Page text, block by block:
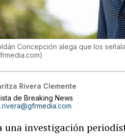
Concepción alega que los
)
Rivera Clemente
de Breaking News
una investigación